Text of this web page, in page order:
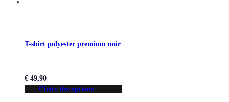
T-shirt polyester premium noir
€ 49,90
Choix des options